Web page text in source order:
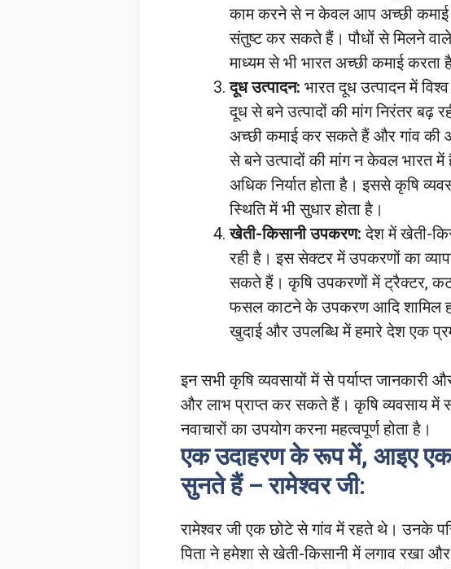
काम करने से न केवल आप अच्छी कमाई
संतुष्ट कर सकते हैं। पौधों से मिलने
माध्यम से भी भारत अच्छी कमाई करता
दूध उत्पादन: भारत दूध उत्पादन में
दूध से बने उत्पादों की मांग निरंतर बढ़
अच्छी कमाई कर सकते हैं और गांव की
से बने उत्पादों की मांग न केवल भारत में
अधिक निर्यात होता है। इससे कृषि
स्थिति में भी सुधार होता है।
खेती-किसानी उपकरण: देश में खेती-
रही है। इस सेक्टर में उपकरणों का
सकते हैं। कृषि उपकरणों में ट्रैक्टर,
फसल काटने के उपकरण आदि शामिल
खुदाई और उपलब्धि में हमारे देश एक
इन सभी कृषि व्यवसायों में से पर्याप्त
और लाभ प्राप्त कर सकते हैं। कृषि व्यवसाय में
नवाचारों का उपयोग करना महत्वपूर्ण होता है।
एक उदाहरण के रूप में, आइए एक
सुनते हैं – रामेश्वर जी:
रामेश्वर जी एक छोटे से गांव में रहते थे। उनके
पिता ने हमेशा से खेती-किसानी में लगाव रखा